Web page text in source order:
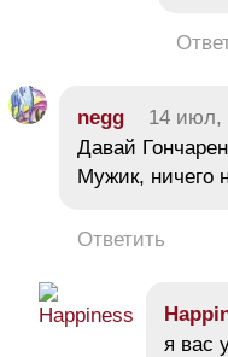
negg 14 июл,
Давай
Мужик, ничего
Ответить
я вас